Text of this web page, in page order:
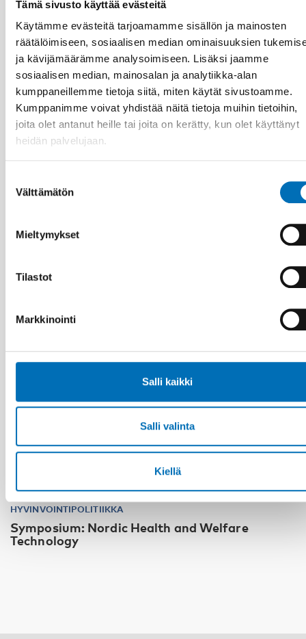
Tämä sivusto käyttää evästeitä
Käytämme evästeitä tarjoamamme sisällön ja mainosten
räätälöimiseen, sosiaalisen median ominaisuuksien
ja kävijämäärämme analysoimiseen. Lisäksi jaamme
sosiaalisen median, mainosalan ja analytiikka-alan
kumppaneillemme tietoja siitä, miten käytät sivustoamme.
Kumppanimme voivat yhdistää näitä tietoja muihin tietoihin,
joita olet antanut heille tai joita on kerätty, kun olet käyttänyt
heidän palvelujaan.
valinta
Välttämätön
Mieltymykset
Tilastot
Markkinointi
Salli kaikki
Salli valinta
Kiellä
4 elo 2026
and family services in the Nordics
HYVINVOINTIPOLITIIKKA
Symposium: Nordic Health and Welfare
Technology